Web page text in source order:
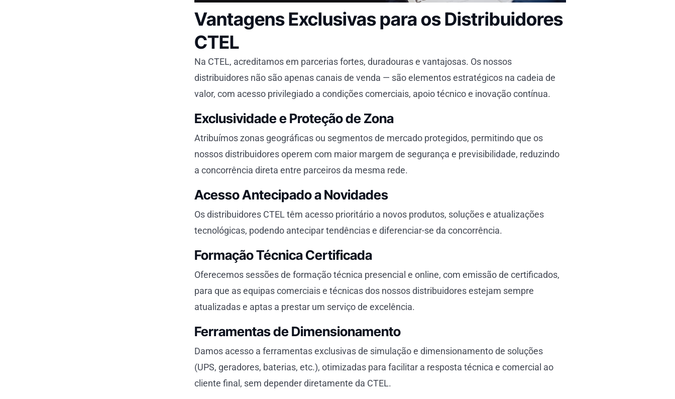
Vantagens Exclusivas para os Distribuidores
CTEL
Na CTEL, acreditamos em parcerias fortes, duradouras e vantajosas. Os nossos
distribuidores não são apenas canais de venda — são elementos estratégicos na cadeia de
valor, com acesso privilegiado a condições comerciais, apoio técnico e inovação contínua.
Exclusividade e Proteção de Zona
Atribuímos zonas geográficas ou segmentos de mercado protegidos, permitindo que os
nossos distribuidores operem com maior margem de segurança e previsibilidade, reduzindo
a concorrência direta entre parceiros da mesma rede.
Acesso Antecipado a Novidades
Os distribuidores CTEL têm acesso prioritário a novos produtos, soluções e atualizações
tecnológicas, podendo antecipar tendências e diferenciar-se da concorrência.
Formação Técnica Certificada
Oferecemos sessões de formação técnica presencial e online, com emissão de certificados,
para que as equipas comerciais e técnicas dos nossos distribuidores estejam sempre
atualizadas e aptas a prestar um serviço de excelência.
Ferramentas de Dimensionamento
Damos acesso a ferramentas exclusivas de simulação e dimensionamento de soluções
(UPS, geradores, baterias, etc.), otimizadas para facilitar a resposta técnica e comercial ao
cliente final, sem depender diretamente da CTEL.